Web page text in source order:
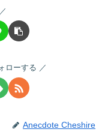
ローする
Anecdote Cheshire